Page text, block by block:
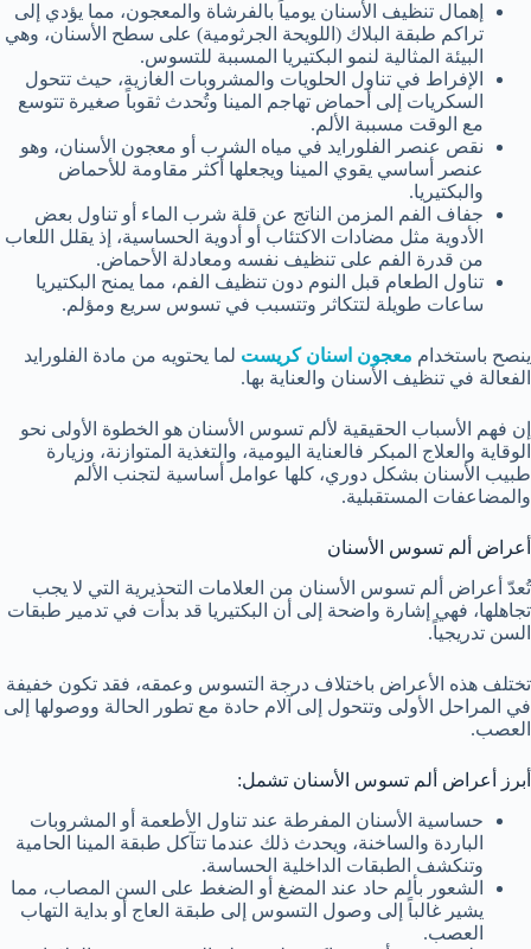
إهمال تنظيف الأسنان يومياً بالفرشاة والمعجون، مما يؤدي إلى
تراكم طبقة البلاك (اللويحة الجرثومية) على سطح الأسنان، وهي
البيئة المثالية لنمو البكتيريا المسببة للتسوس.
الإفراط في تناول الحلويات والمشروبات الغازية، حيث تتحول
السكريات إلى أحماض تهاجم المينا وتُحدث ثقوباً صغيرة تتوسع
مع الوقت مسببة الألم.
نقص عنصر الفلورايد في مياه الشرب أو معجون الأسنان، وهو
عنصر أساسي يقوي المينا ويجعلها أكثر مقاومة للأحماض
والبكتيريا.
جفاف الفم المزمن الناتج عن قلة شرب الماء أو تناول بعض
الأدوية مثل مضادات الاكتئاب أو أدوية الحساسية، إذ يقلل اللعاب
من قدرة الفم على تنظيف نفسه ومعادلة الأحماض.
تناول الطعام قبل النوم دون تنظيف الفم، مما يمنح البكتيريا
ساعات طويلة لتتكاثر وتتسبب في تسوس سريع ومؤلم.
ينصح باستخدام معجون اسنان كريست لما يحتويه من مادة الفلورايد
الفعالة في تنظيف الأسنان والعناية بها.
إن فهم الأسباب الحقيقية لألم تسوس الأسنان هو الخطوة الأولى نحو
الوقاية والعلاج المبكر فالعناية اليومية، والتغذية المتوازنة، وزيارة
طبيب الأسنان بشكل دوري، كلها عوامل أساسية لتجنب الألم
والمضاعفات المستقبلية.
أعراض ألم تسوس الأسنان
تُعدّ أعراض ألم تسوس الأسنان من العلامات التحذيرية التي لا يجب
تجاهلها، فهي إشارة واضحة إلى أن البكتيريا قد بدأت في تدمير طبقات
السن تدريجياً.
تختلف هذه الأعراض باختلاف درجة التسوس وعمقه، فقد تكون خفيفة
في المراحل الأولى وتتحول إلى آلام حادة مع تطور الحالة ووصولها إلى
العصب.
أبرز أعراض ألم تسوس الأسنان تشمل:
حساسية الأسنان المفرطة عند تناول الأطعمة أو المشروبات
الباردة والساخنة، ويحدث ذلك عندما تتآكل طبقة المينا الحامية
وتنكشف الطبقات الداخلية الحساسة.
الشعور بألم حاد عند المضغ أو الضغط على السن المصاب، مما
يشير غالباً إلى وصول التسوس إلى طبقة العاج أو بداية التهاب
العصب.